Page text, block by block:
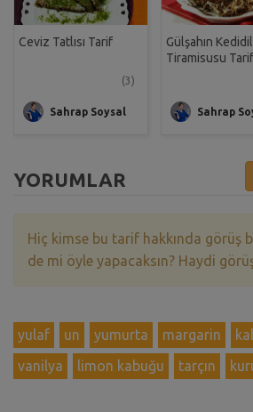
Ceviz Tatlısı Tarif
(3)
Sahrap Soysal
Gülşahın
Tiramisusu
Sahrap
YORUMLAR
Hiç kimse bu tarif hakkında görüş
de mi öyle yapacaksın? Haydi
yulaf un yumurta margarin
vanilya
limon kabuğu tarçın